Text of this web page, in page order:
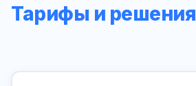
Тарифы и решения